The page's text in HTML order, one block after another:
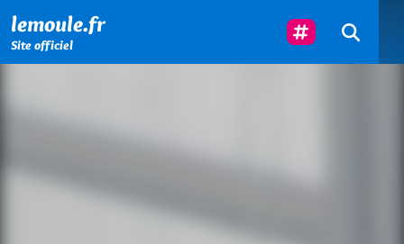
lemoule.fr
Site officiel
Suivez-Nous